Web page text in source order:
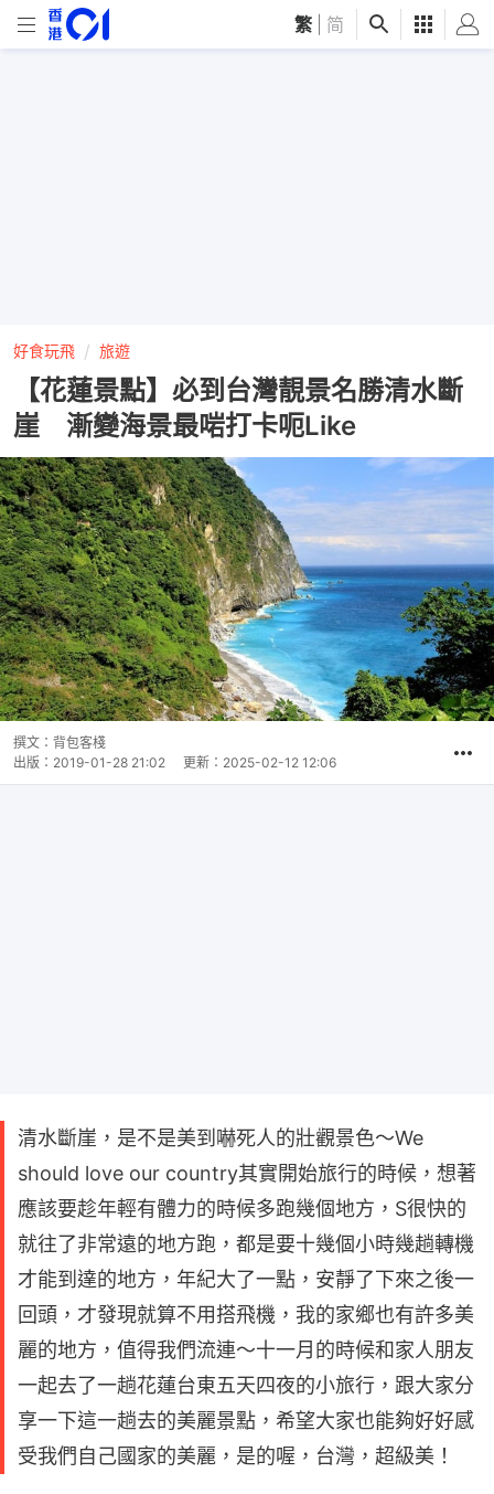
繁 简
好食玩飛 旅遊
【花蓮景點】必到台灣靚景名勝清水斷
崖 漸變海景最啱打卡呃Like
撰文： 背包客棧
出版： 2019-01-28 21:02 更新： 2025-02-12 12:06
清水斷崖，是不是美到嚇死人的壯觀景色～We
should love our country其實開始旅行的時候，想著
應該要趁年輕有體力的時候多跑幾個地方，S很快的
就往了非常遠的地方跑，都是要十幾個小時幾趟轉機
才能到達的地方，年紀大了一點，安靜了下來之後一
回頭，才發現就算不用搭飛機，我的家鄉也有許多美
麗的地方，值得我們流連～十一月的時候和家人朋友
一起去了一趟花蓮台東五天四夜的小旅行，跟大家分
享一下這一趟去的美麗景點，希望大家也能夠好好感
受我們自己國家的美麗，是的喔，台灣，超級美！